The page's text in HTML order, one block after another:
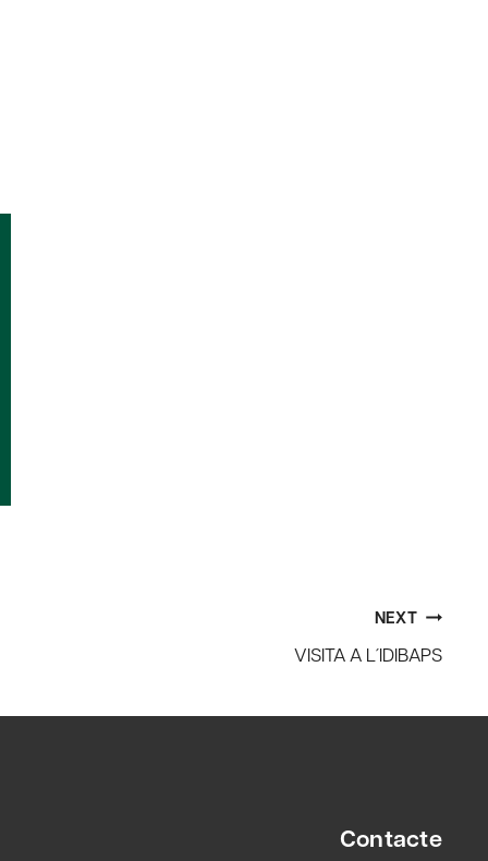
NEXT
VISITA A L´IDIBAPS
Contacte